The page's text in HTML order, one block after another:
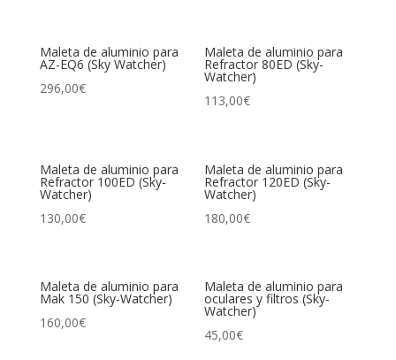
Maleta de aluminio para
AZ-EQ6 (Sky Watcher)
296,00€
Maleta de aluminio para
Refractor 80ED (Sky-
Watcher)
113,00€
Maleta de aluminio para
Refractor 100ED (Sky-
Watcher)
130,00€
Maleta de aluminio para
Refractor 120ED (Sky-
Watcher)
180,00€
Maleta de aluminio para
Mak 150 (Sky-Watcher)
160,00€
Maleta de aluminio para
oculares y filtros (Sky-
Watcher)
45,00€